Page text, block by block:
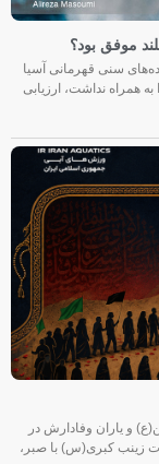
موفق بود؟
سنی قهرمانی آسیا
به همراه نداشت، ارزیابی
و یاران وفادارش در
زینب کبری(س) با صبر،